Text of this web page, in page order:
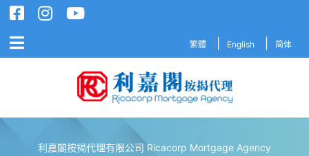
繁體 English 简体
利嘉閣按揭代理有限公司 Ricacorp Mortgage Agency